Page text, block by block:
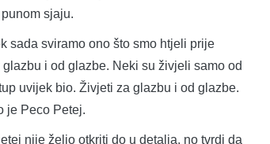
sjaju.
sada sviramo ono što smo htjeli prije
i od glazbe. Neki su živjeli samo od
uvijek bio. Živjeti za glazbu i od glazbe.
je Peco Petej.
nije želio otkriti do u detalja, no tvrdi da